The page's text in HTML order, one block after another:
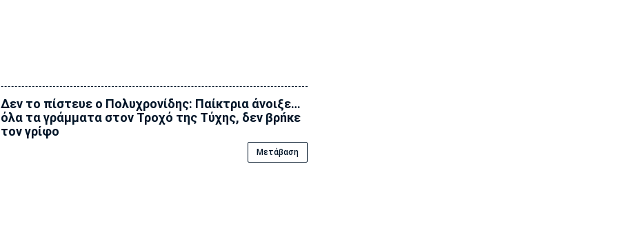
Δεν το πίστευε ο Πολυχρονίδης: Παίκτρια άνοιξε…
όλα τα γράμματα στον Τροχό της Tύχης, δεν βρńκε
τον γρίφο
Μετάβαση